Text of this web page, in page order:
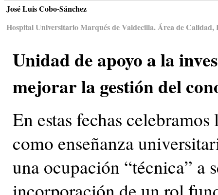
José Luis Cobo-Sánchez
Hospital Universitario Marqués de Valdecilla. Área de
Unidad de apoyo a la
mejorar la gestión del
En estas fechas
como enseñanza
una ocupación “técnica” a